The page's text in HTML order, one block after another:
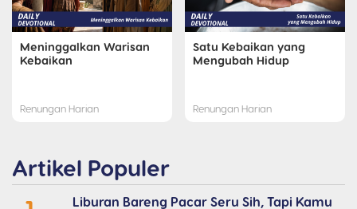
Meninggalkan Warisan
Kebaikan
Renungan Harian
Satu Kebaikan yang
Mengubah Hidup
Renungan Harian
Artikel Populer
Liburan Bareng Pacar Seru Sih, Tapi Kamu